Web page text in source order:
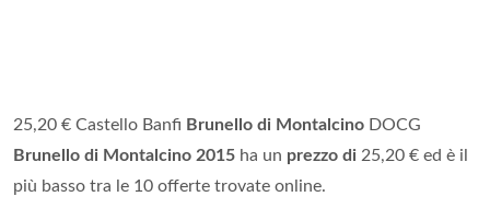
25,20 € Castello Banfi Brunello di Montalcino DOCG
Brunello di Montalcino 2015 ha un prezzo di 25,20 € ed è il
più basso tra le 10 offerte trovate online.